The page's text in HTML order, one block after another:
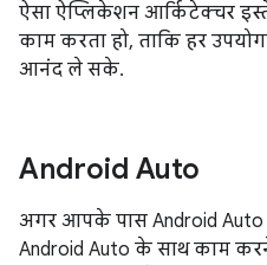
ऐसा ऐप्लिकेशन आर्किटेक्चर
काम करता हो, ताकि हर
आनंद ले सके.
Android Auto
अगर आपके पास Android
Android Auto के साथ काम